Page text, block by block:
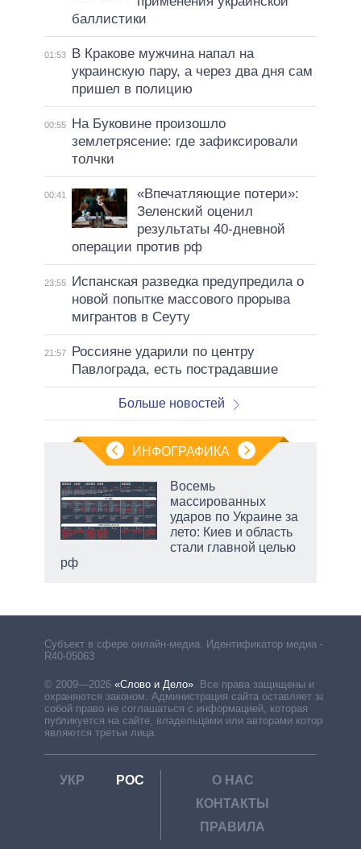
баллистики
01:53
В Кракове мужчина напал на
украинскую пару, а через два дня сам
пришел в полицию
00:55
На Буковине произошло
землетрясение: где зафиксировали
толчки
00:41
«Впечатляющие потери»:
Зеленский оценил
результаты 40-дневной
операции против рф
23:55
Испанская разведка предупредила о
новой попытке массового прорыва
мигрантов в Сеуту
21:57
Россияне ударили по центру
Павлограда, есть пострадавшие
Больше новостей
ИНФОГРАФИКА
Восемь
массированных
ударов по Украине за
лето: Киев и область
стали главной целью
рф
Субъект в сфере онлайн-медиа. Идентификатор медиа –
R40-05063
© 2009—2026 «Слово и Дело» Все права защищены и
охраняются законом. Администрация сайта оставляет за
собой право не соглашаться с информацией, которая
публикуется на сайте, владельцами или авторами которой
являются третьи лица.
УКР РОС
О НАС
КОНТАКТЫ
ПРАВИЛА